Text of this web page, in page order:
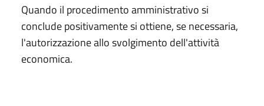
Quando il procedimento amministrativo si
conclude positivamente si ottiene, se necessaria,
l'autorizzazione allo svolgimento dell'attività
economica.